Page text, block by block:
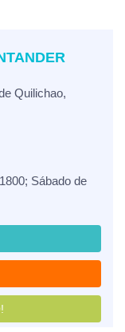
Quilichao,
Sábado de